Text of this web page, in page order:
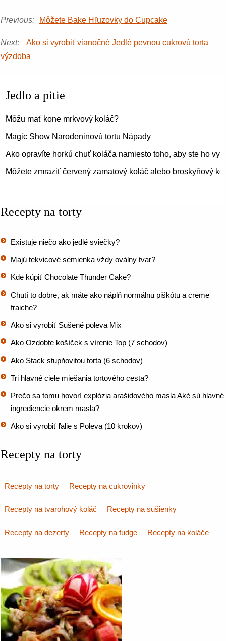
Previous: Môžete Bake Hľuzovky do Cupcake
Next:
Ako si vyrobiť vianočné Jedlé pevnou cukrovú torta
výzdoba
Jedlo a pitie
Môžu mať kone mrkvový koláč?
Magic Show Narodeninovú tortu Nápady
Ako opravíte horkú chuť koláča namiesto toho, aby ste ho
Môžete zmraziť červený zamatový koláč alebo broskyňový
Recepty na torty
Existuje niečo ako jedlé sviečky?
Majú tekvicové semienka vždy oválny tvar?
Kde kúpiť Chocolate Thunder Cake?
Chutí to dobre, ak máte ako náplň normálnu piškótu a creme
fraiche?
Ako si vyrobiť Sušené poleva Mix
Ako Ozdobte košíček s vírenie Top (7 schodov)
Ako Stack stupňovitou torta (6 schodov)
Tri hlavné ciele miešania tortového cesta?
Prečo sa tomu hovorí explózia arašidového masla Aké sú hlavné
ingrediencie okrem masla?
Ako si vyrobiť ľalie s Poleva (10 krokov)
Recepty na torty
Recepty na torty Recepty na cukrovinky
Recepty na tvarohový koláč Recepty na sušienky
Recepty na dezerty Recepty na fudge Recepty na koláče